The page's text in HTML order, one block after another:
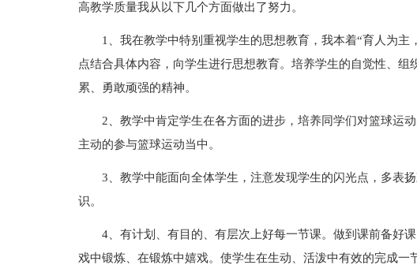
高教学质量我从以下几个方面做出了努力。
1、我在教学中特别重视学生的思想教育，我本着“育人为
点结合具体内容，向学生进行思想教育。培养学生的自觉性、
累、勇敢顽强的精神。
2、教学中肯定学生在各方面的进步，培养同学们对篮球运
主动的参与篮球运动当中。
3、教学中能面向全体学生，注意发现学生的闪光点，多表
识。
4、有计划、有目的、有层次上好每一节课。做到课前备好
戏中锻炼、在锻炼中嬉戏。使学生在生动、活泼中有效的完成